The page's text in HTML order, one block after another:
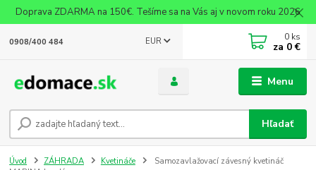
Doprava ZDARMA na 150€. Tešíme sa na Vás aj v novom roku 2026
Menu
EUR
Hľadať
0908/400 484 0 ks
za 0 €
Úvod ZÁHRADA Kvetináče
Samozavlažovací závesný kvetináč